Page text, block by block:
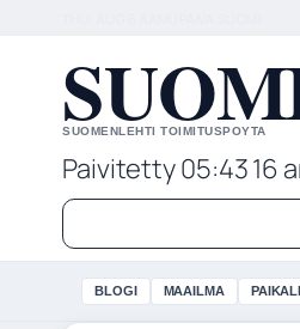
SUOMENLEHTI TOIMITUSPOYTA
Paivitetty 05:4316
BLOGI MAAILMA